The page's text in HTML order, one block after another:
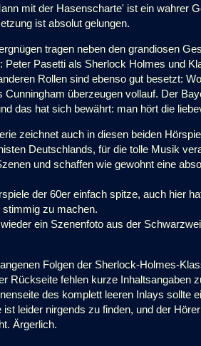
mit der Hasenscharte' ist ein wahrer
ist absolut gelungen.
tragen neben den grandiosen
Peter Pasetti als Sherlock Holmes und
Rollen sind ebenso gut besetzt:
Cunningham überzeugen vollauf. Der
das hat sich bewährt: man hört die
zeichnet auch in diesen beiden
Deutschlands, für die tolle Musik
und schaffen wie gewohnt eine
der 60er einfach spitze, auch hier
zu machen.
ein Szenenfoto aus der
Folgen der Sherlock-Holmes-
Rückseite fehlen kurze Inhaltsangaben
des komplett leeren Inlays sollte
ist leider nirgends zu finden, und der
Ärgerlich.